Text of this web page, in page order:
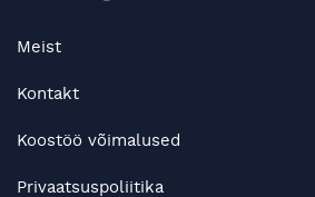
Meist
Kontakt
Koostöö võimalused
Privaatsuspoliitika